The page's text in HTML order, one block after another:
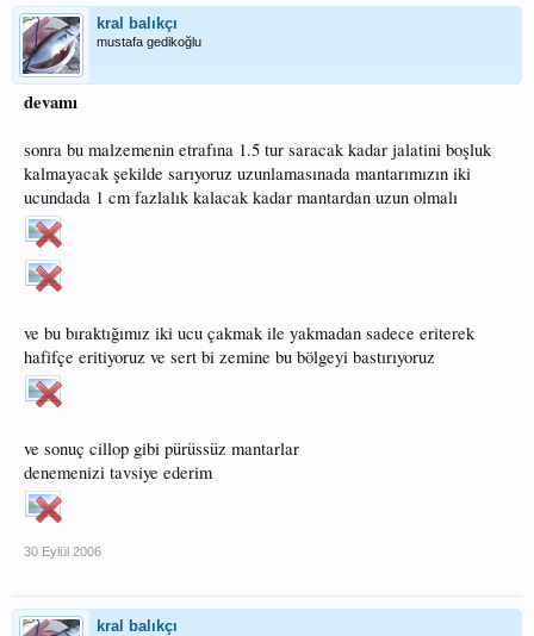
kral balıkçı
mustafa gedikoğlu
devamı
sonra bu malzemenin etrafına 1.5 tur saracak kadar jalatini boşluk
kalmayacak şekilde sarıyoruz uzunlamasınada mantarımızın iki
ucundada 1 cm fazlalık kalacak kadar mantardan uzun olmalı
ve bu bıraktığımız iki ucu çakmak ile yakmadan sadece eriterek
hafifçe eritiyoruz ve sert bi zemine bu bölgeyi bastırıyoruz
ve sonuç cillop gibi pürüssüz mantarlar
denemenizi tavsiye ederim
30 Eylül 2006
kral balıkçı